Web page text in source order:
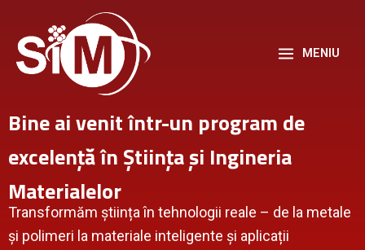
content
MENIU
Bine ai venit într-un program de
excelență în Știința și Ingineria
Materialelor
Transformăm știința în tehnologii reale – de la metale
și polimeri la materiale inteligente și aplicații